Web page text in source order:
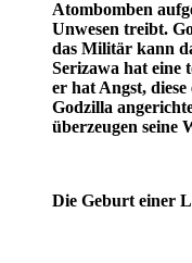
Atombomben
Unwesen treibt.
das Militär kann
Serizawa hat eine
er hat Angst, diese
Godzilla
überzeugen seine
Die Geburt einer